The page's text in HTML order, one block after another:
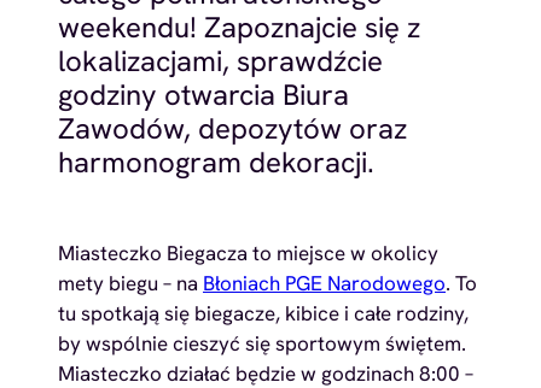
weekendu! Zapoznajcie się z
lokalizacjami, sprawdźcie
godziny otwarcia Biura
Zawodów, depozytów oraz
harmonogram dekoracji.
Miasteczko Biegacza to miejsce w okolicy
mety biegu – na Błoniach PGE Narodowego. To
tu spotkają się biegacze, kibice i całe rodziny,
by wspólnie cieszyć się sportowym świętem.
Miasteczko działać będzie w godzinach 8:00 –